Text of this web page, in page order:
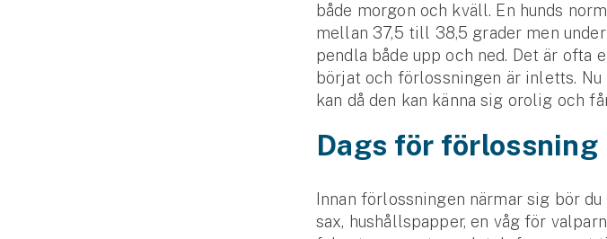
både morgon och kväll. En hunds
mellan 37,5 till 38,5 grader men
pendla både upp och ned. Det är
börjat och förlossningen är inletts.
kan då den kan känna sig orolig och
Dags för förlossning
Innan förlossningen närmar sig bör
sax, hushållspapper, en våg för